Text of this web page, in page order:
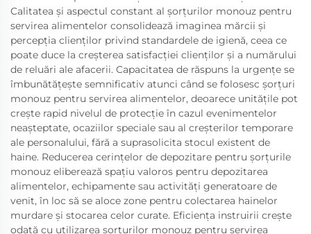
Calitatea și aspectul constant al șorțurilor monouz pentru
servirea alimentelor consolidează imaginea mărcii și
percepția clienților privind standardele de igienă, ceea ce
poate duce la creșterea satisfacției clienților și a numărului
de reluări ale afacerii. Capacitatea de răspuns la urgențe se
îmbunătățește semnificativ atunci când se folosesc șorțuri
monouz pentru servirea alimentelor, deoarece unitățile pot
crește rapid nivelul de protecție în cazul evenimentelor
neașteptate, ocaziilor speciale sau al creșterilor temporare
ale personalului, fără a suprasolicita stocul existent de
haine. Reducerea cerințelor de depozitare pentru șorțurile
monouz eliberează spațiu valoros pentru depozitarea
alimentelor, echipamente sau activități generatoare de
venit, în loc să se aloce zone pentru colectarea hainelor
murdare și stocarea celor curate. Eficiența instruirii crește
odată cu utilizarea șorțurilor monouz pentru servirea